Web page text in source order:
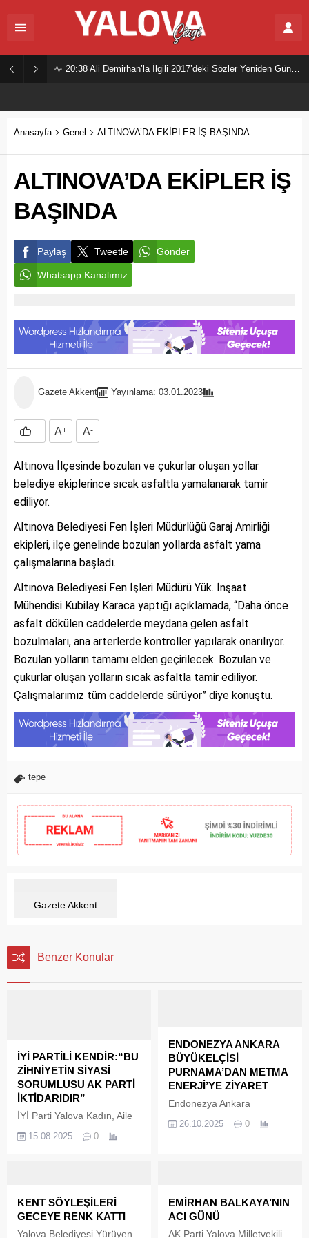
20:38 Ali Demirhan’la İlgili 2017’deki Sözler Yeniden Gündemde
Anasayfa Genel ALTINOVA’DA EKİPLER İŞ BAŞINDA
ALTINOVA’DA EKİPLER İŞ
BAŞINDA
Paylaş Tweetle Gönder
Whatsapp Kanalımız
Gazete Akkent Yayınlama: 03.01.2023
A+ A-
Altınova İlçesinde bozulan ve çukurlar oluşan yollar
belediye ekiplerince sıcak asfaltla yamalanarak tamir
ediliyor.
Altınova Belediyesi Fen İşleri Müdürlüğü Garaj Amirliği
ekipleri, ilçe genelinde bozulan yollarda asfalt yama
çalışmalarına başladı.
Altınova Belediyesi Fen İşleri Müdürü Yük. İnşaat
Mühendisi Kubilay Karaca yaptığı açıklamada, “Daha önce
asfalt dökülen caddelerde meydana gelen asfalt
bozulmaları, ana arterlerde kontroller yapılarak onarılıyor.
Bozulan yolların tamamı elden geçirilecek. Bozulan ve
çukurlar oluşan yolların sıcak asfaltla tamir ediliyor.
Çalışmalarımız tüm caddelerde sürüyor” diye konuştu.
tepe
Gazete Akkent
Benzer Konular
İYİ PARTİLİ KENDİR:“BU
ZİHNİYETİN SİYASİ
SORUMLUSU AK PARTİ
İKTİDARIDIR”
İYİ Parti Yalova Kadın, Aile
Sorumlu Başkan Yardımcısı
belirterek iktidara sert
eleştirilerde bulundu.
15.08.2025 0
ENDONEZYA ANKARA
BÜYÜKELÇİSİ
PURNAMA’DAN METMA
ENERJİ’YE ZİYARET
Endonezya Ankara
Purnama, Yalova’nın önde
fırsatları, sürdürülebilir
enerji projeleri ve iki ülke
26.10.2025 0
KENT SÖYLEŞİLERİ
GECEYE RENK KATTI
Yalova Belediyesi Yürüyen
EMİRHAN BALKAYA’NIN
ACI GÜNÜ
AK Parti Yalova Milletvekili